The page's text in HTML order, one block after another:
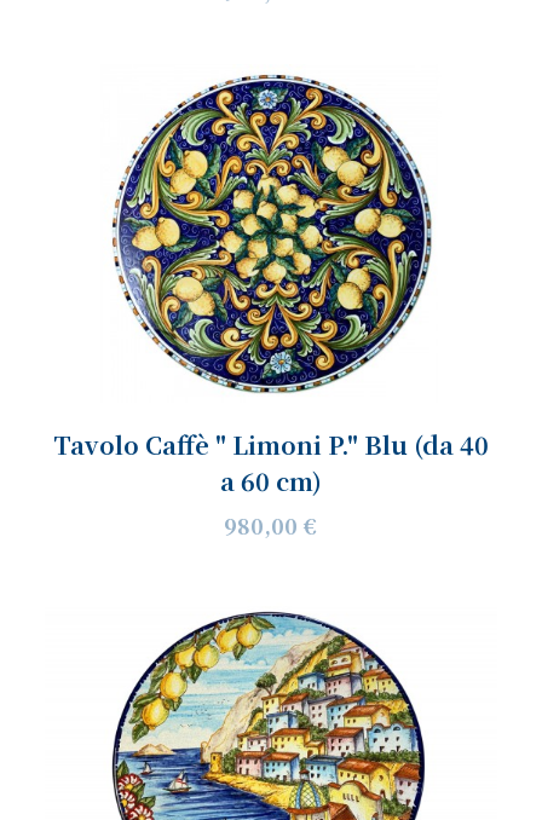
Tavolo Caffè " Limoni P." Blu (da 40
a 60 cm)
980,00 €